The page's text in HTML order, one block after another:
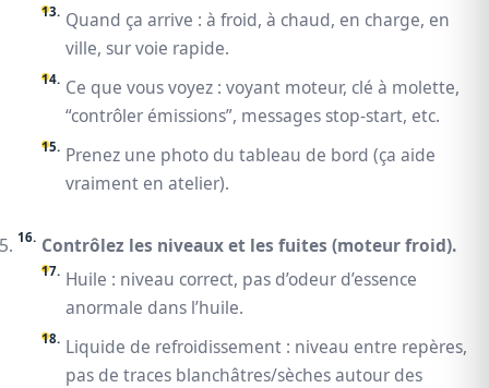
Quand ça arrive : à froid, à chaud, en charge, en
ville, sur voie rapide.
Ce que vous voyez : voyant moteur, clé à molette,
“contrôler émissions”, messages stop-start, etc.
Prenez une photo du tableau de bord (ça aide
vraiment en atelier).
Contrôlez les niveaux et les fuites (moteur froid).
Huile : niveau correct, pas d’odeur d’essence
anormale dans l’huile.
Liquide de refroidissement : niveau entre repères,
pas de traces blanchâtres/sèches autour des